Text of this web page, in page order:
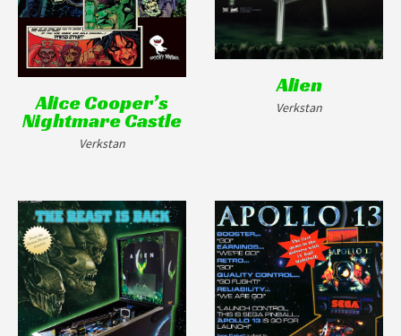
Alice Cooper’s
Nightmare Castle
Verkstan
Alien
Verkstan